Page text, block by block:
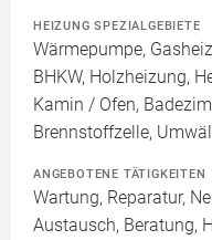
HEIZUNG SPEZIALGEBIETE
Wärmepumpe,
BHKW, Holzheizung,
Kamin / Ofen,
Brennstoffzelle,
ANGEBOTENE TÄTIGKEITEN
Wartung, Reparatur,
Austausch, Beratung,